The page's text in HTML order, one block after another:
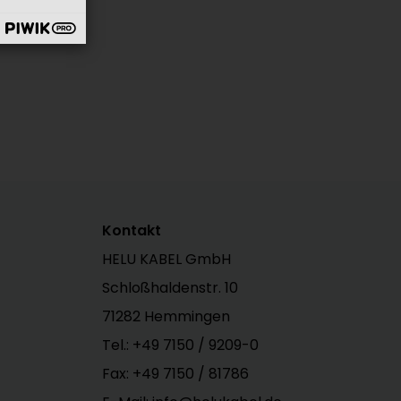
Kontakt
HELU KABEL GmbH
Schloßhaldenstr. 10
71282 Hemmingen
Tel.: +49 7150 / 9209-0
Fax: +49 7150 / 81786